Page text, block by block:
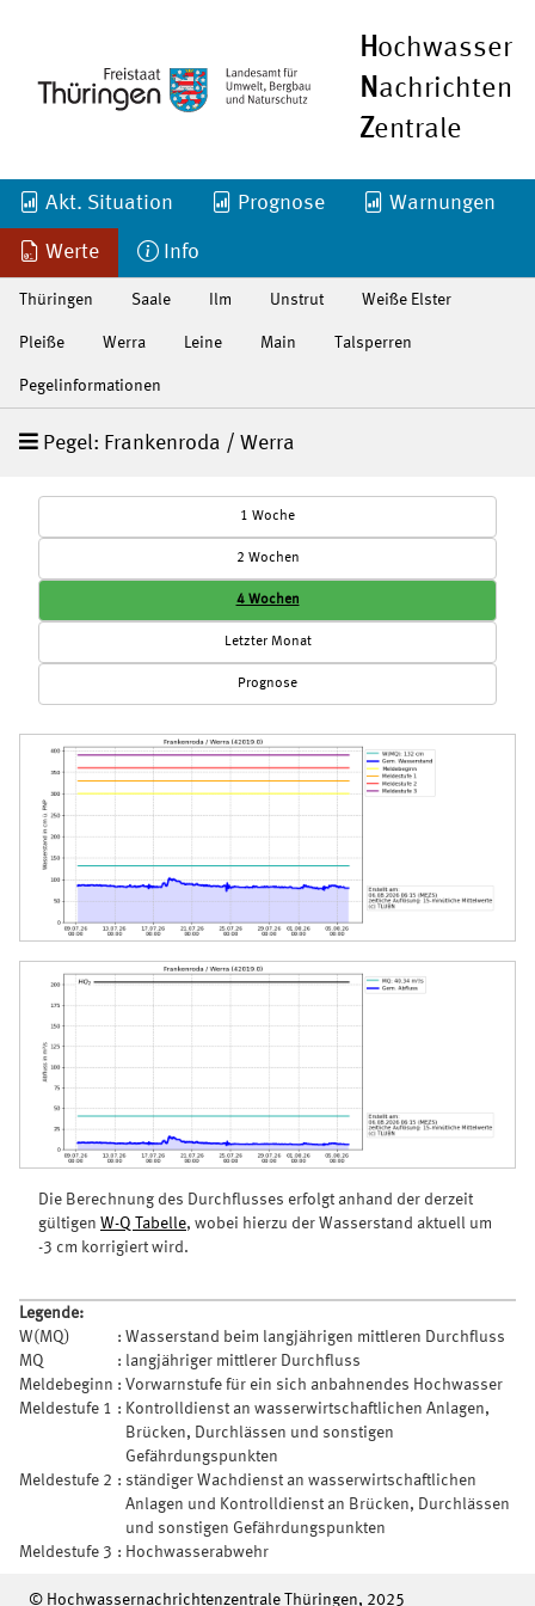
Hochwasser
Nachrichten
Zentrale
Akt. Situation Prognose Warnungen
Werte Info
Thüringen Saale Ilm Unstrut Weiße Elster
Pleiße Werra Leine Main Talsperren
Pegelinformationen
Pegel: Frankenroda / Werra
1 Woche
2 Wochen
4 Wochen
Letzter Monat
Prognose
Die Berechnung des Durchflusses erfolgt anhand der derzeit
gültigen W-Q Tabelle, wobei hierzu der Wasserstand aktuell um
-3 cm korrigiert wird.
Legende:
W(MQ)
: Wasserstand beim langjährigen mittleren Durchfluss
MQ
: langjähriger mittlerer Durchfluss
Meldebeginn : Vorwarnstufe für ein sich anbahnendes Hochwasser
Meldestufe 1 : Kontrolldienst an wasserwirtschaftlichen Anlagen,
Brücken, Durchlässen und sonstigen
Gefährdungspunkten
Meldestufe 2 : ständiger Wachdienst an wasserwirtschaftlichen
Anlagen und Kontrolldienst an Brücken, Durchlässen
und sonstigen Gefährdungspunkten
Meldestufe 3 : Hochwasserabwehr
© Hochwassernachrichtenzentrale Thüringen, 2025